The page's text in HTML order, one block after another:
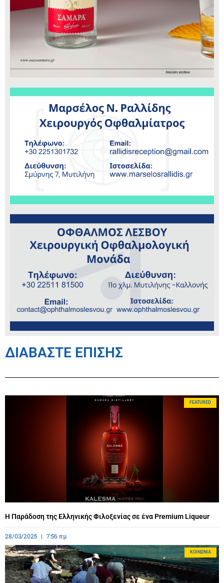
ΔΙΑΒΑΣΤΕ ΕΠΙΣΗΣ
FEATURED
Η Παράδοση της Ελληνικής Φιλοξενίας σε ένα Premium Liqueur
28/03/2025 7:56 πμ
ΚΟΙΝΩΝΊΑ